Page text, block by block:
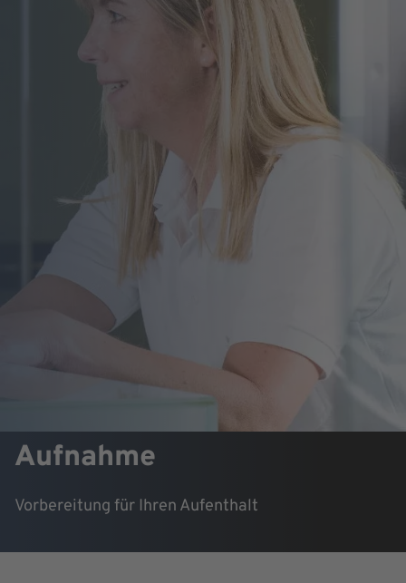
Aufnahme
Vorbereitung für Ihren Aufenthalt